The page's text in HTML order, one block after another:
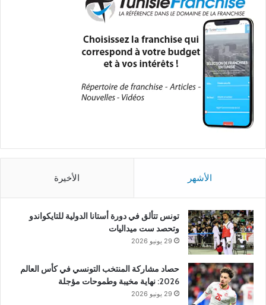
الأشهر الأخيرة
تونس تتألق في دورة أستانا الدولية للتايكواندو
وتحصد ست ميداليات
29 يونيو 2026
حصاد مشاركة المنتخب التونسي في كأس العالم
2026: نهاية مخيبة وطموحات مؤجلة
29 يونيو 2026